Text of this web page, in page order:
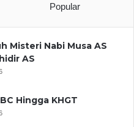
Popular
Misteri Nabi Musa AS
AS
Hingga KHGT